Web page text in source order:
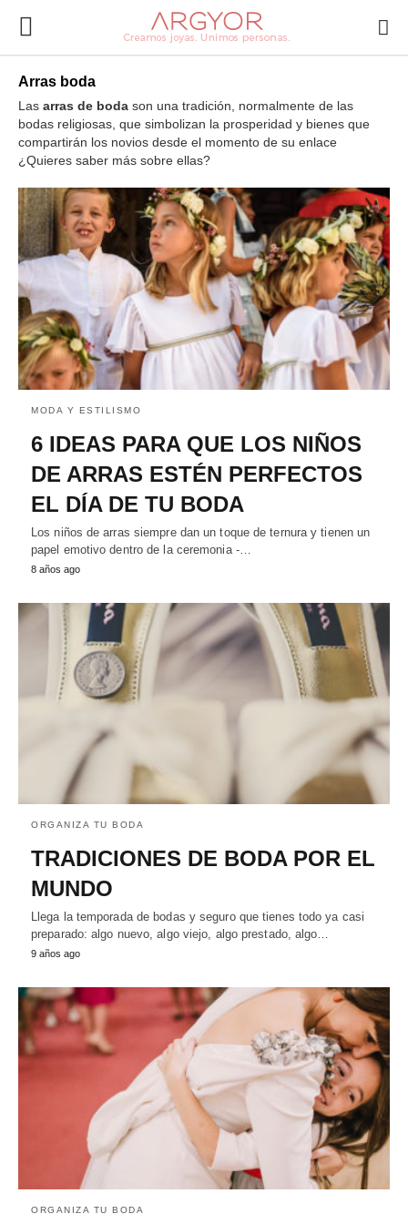
Arras boda
Las arras de boda son una tradición, normalmente de las
bodas religiosas, que simbolizan la prosperidad y bienes que
compartirán los novios desde el momento de su enlace
¿Quieres saber más sobre ellas?
MODA Y ESTILISMO
6 IDEAS PARA QUE LOS NIÑOS
DE ARRAS ESTÉN PERFECTOS
EL DÍA DE TU BODA
Los niños de arras siempre dan un toque de ternura y tienen un
papel emotivo dentro de la ceremonia -…
8 años ago
ORGANIZA TU BODA
TRADICIONES DE BODA POR EL
MUNDO
Llega la temporada de bodas y seguro que tienes todo ya casi
preparado: algo nuevo, algo viejo, algo prestado, algo…
9 años ago
ORGANIZA TU BODA